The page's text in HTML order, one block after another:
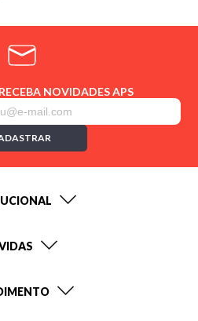
NOVIDADES APS